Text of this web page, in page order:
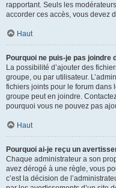
rapportant. Seuls les
accorder ces accès, vous devez
Haut
Pourquoi ne puis-je pas
La possibilité d’ajouter des
groupe, ou par utilisateur.
fichiers joints pour le forum dans
groupe peut en joindre.
pourquoi vous ne pouvez pas
Haut
Pourquoi ai-je reçu un
Chaque administrateur a son
avez dérogé à une règle, vous
c’est la décision de